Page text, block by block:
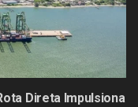
Direta Impulsiona